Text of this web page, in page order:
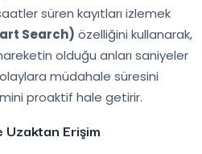
süren kayıtları izlemek
Search) özelliğini kullanarak,
olduğu anları saniyeler
müdahale süresini
proaktif hale getirir.
Uzaktan Erişim